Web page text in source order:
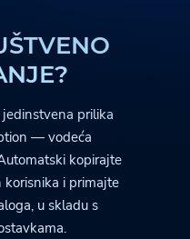
prilika
— vodeća
kopirajte
i primajte
u skladu s